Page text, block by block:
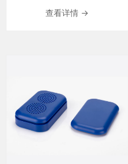
查看详情 →